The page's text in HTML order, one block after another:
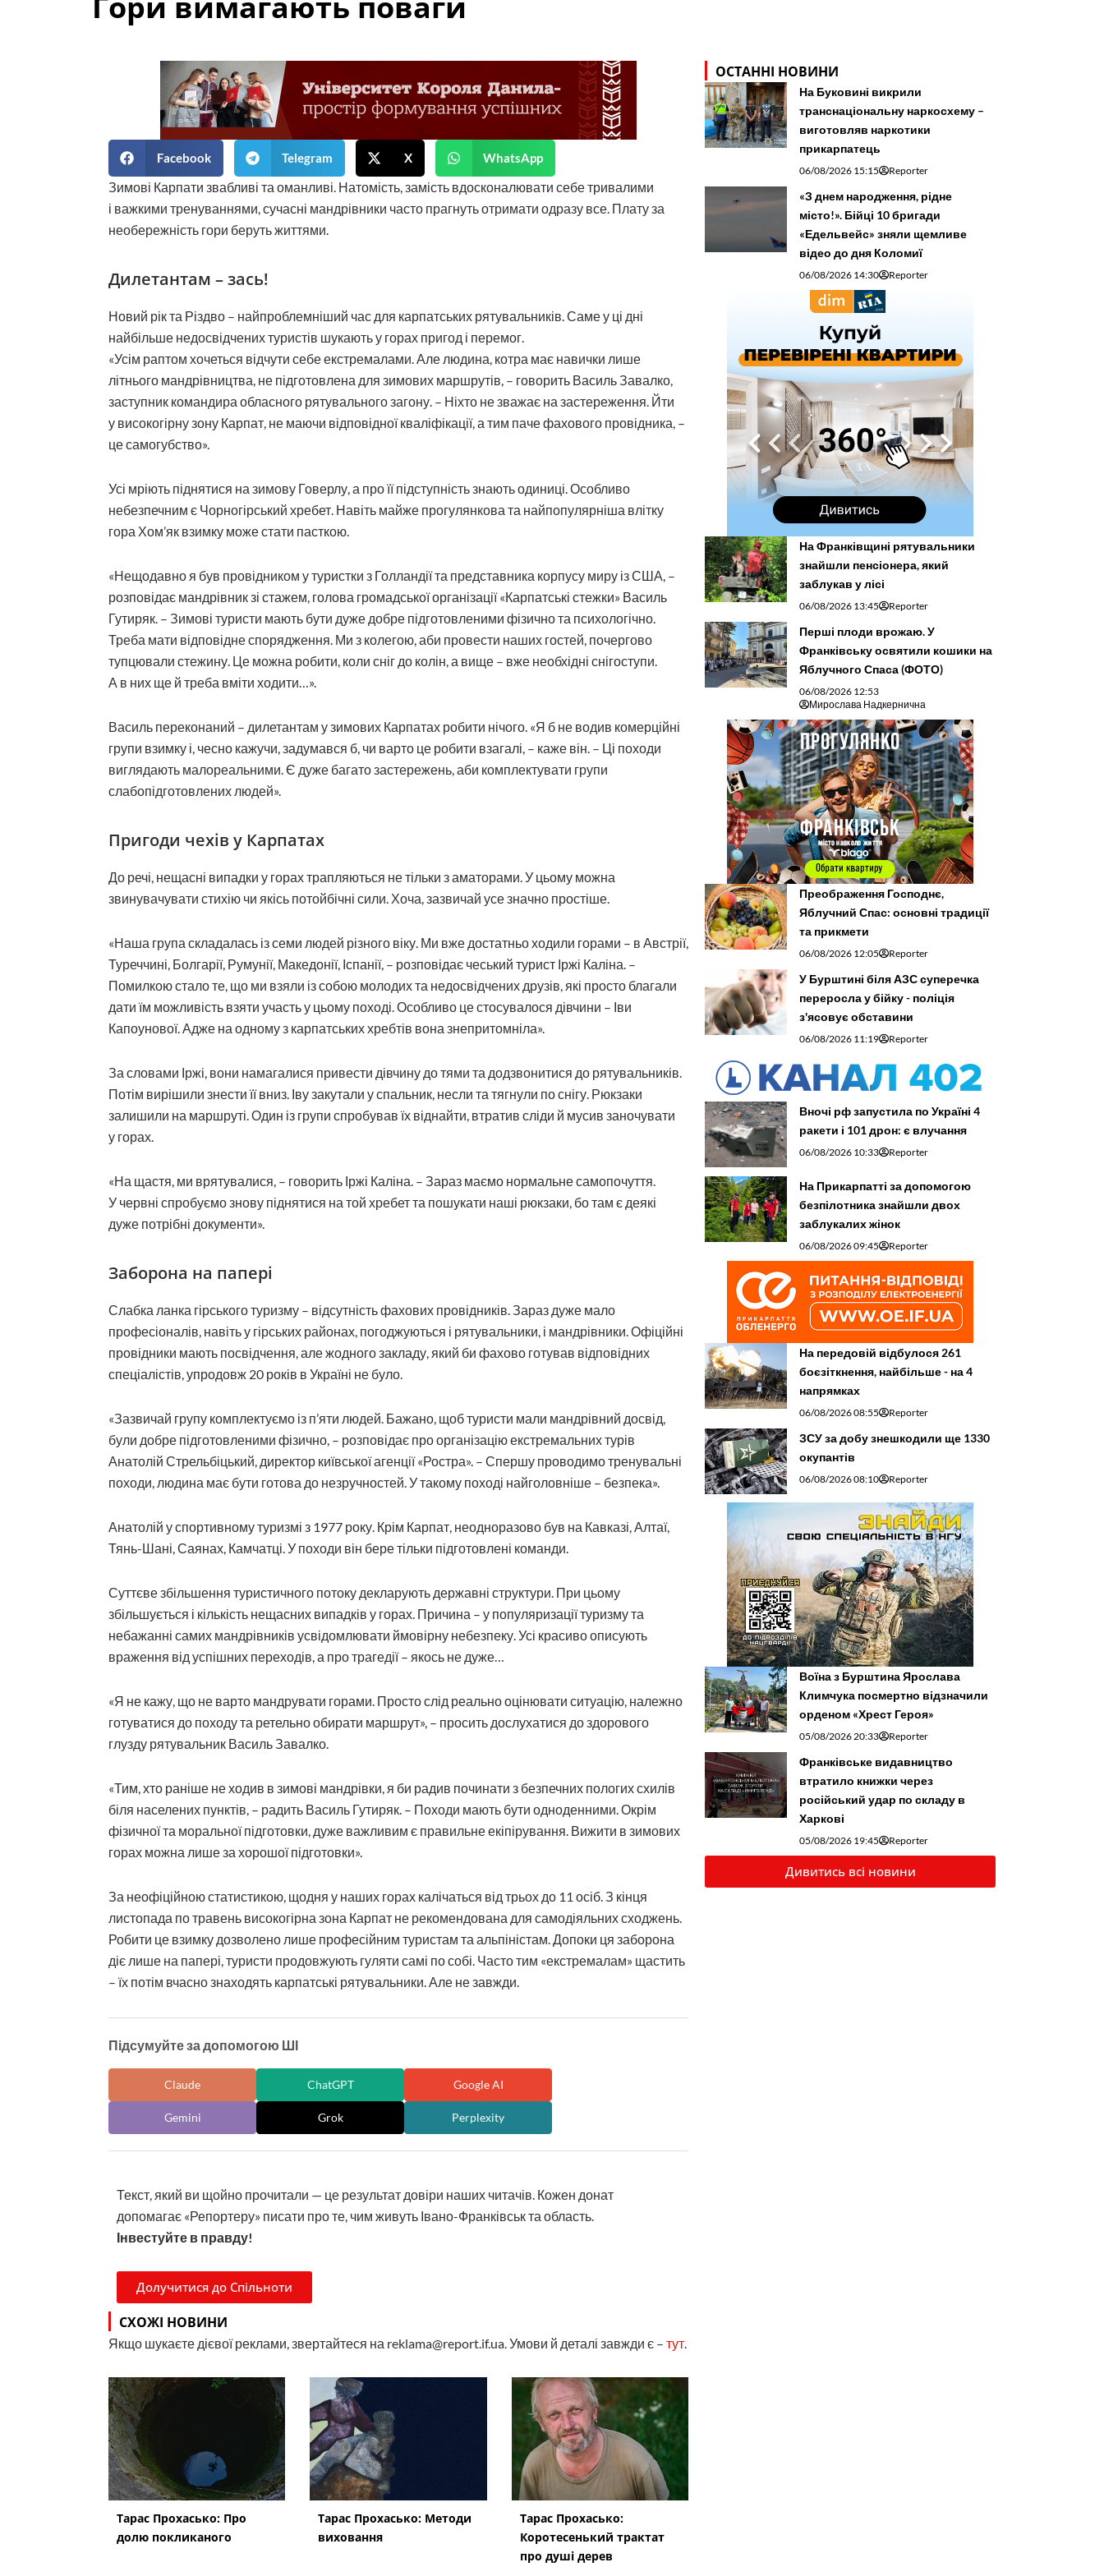
Facebook Telegram X WhatsApp
Зимові Карпати звабливі та оманливі. Натомість, замість вдосконалювати себе тривалими
і важкими тренуваннями, сучасні мандрівники часто прагнуть отримати одразу все. Плату за
необережність гори беруть життями.
Дилетантам – зась!
Новий рік та Різдво – найпроблемніший час для карпатських рятувальників. Саме у ці дні
найбільше недосвідчених туристів шукають у горах пригод і перемог.
«Усім раптом хочеться відчути себе екстремалами. Але людина, котра має навички лише
літнього мандрівництва, не підготовлена для зимових маршрутів, – говорить Василь Завалко,
заступник командира обласного рятувального загону. – Ніхто не зважає на застереження. Йти
у високогірну зону Карпат, не маючи відповідної кваліфікації, а тим паче фахового провідника, –
це самогубство».
Усі мріють піднятися на зимову Говерлу, а про її підступ­ність знають одиниці. Особливо
небезпечним є Чорногірський хребет. Навіть майже прогулянкова та найпопулярніша влітку
гора Хом’як взимку може стати пасткою.
«Нещодавно я був провідником у туристки з Голландії та представника корпусу миру із США, –
розповідає мандрівник зі стажем, голова громадської організації «Карпатські стежки» Василь
Гутиряк. – Зимові туристи мають бути дуже добре підготовленими фізично та психологічно.
Треба мати відповідне спорядження. Ми з колегою, аби провести наших гостей, почергово
тупцювали стежину. Це можна робити, коли сніг до колін, а вище – вже необхідні снігоступи.
А в них ще й треба вміти ходити…».
Василь переконаний – дилетантам у зимових Карпатах робити нічого. «Я б не водив комерційні
групи взимку і, чесно кажучи, задумався б, чи варто це робити взагалі, – каже він. – Ці походи
виглядають малореальними. Є дуже багато застережень, аби комплектувати групи
слабопідготовлених людей».
Пригоди чехів у Карпатах
До речі, нещасні випадки у горах трапляються не тільки з аматорами. У цьому можна
звинувачувати стихію чи якісь потойбічні сили. Хоча, зазвичай усе значно простіше.
«Наша група складалась із семи людей різного віку. Ми вже достатньо ходили горами – в Австрії,
Туреччині, Болгарії, Румунії, Македонії, Іспанії, – розповідає чеський турист Іржі Каліна. –
Помилкою стало те, що ми взяли із собою молодих та недосвідчених друзів, які просто благали
дати їм можливість взяти участь у цьому поході. Особливо це стосувалося дівчини – Іви
Капоунової. Адже на одному з карпатських хребтів вона знепритомніла».
За словами Іржі, вони намагалися привести дівчину до тями та додзвонитися до рятувальників.
Потім вирішили знести її вниз. Іву закутали у спальник, несли та тягнули по снігу. Рюкзаки
залишили на маршруті. Один із групи спробував їх віднайти, втратив сліди й мусив заночувати
у горах.
«На щастя, ми врятувалися, – говорить Іржі Каліна. – Зараз маємо нормальне самопочуття.
У червні спробуємо знову піднятися на той хребет та пошукати наші рюкзаки, бо там є деякі
дуже потрібні документи».
Заборона на папері
Слабка ланка гірського туризму – відсутність фахових провідників. Зараз дуже мало
професіоналів, навіть у гірських районах, погоджуються і рятувальники, і мандрівники. Офіційні
провідники мають посвідчення, але жодного закладу, який би фахово готував відповідних
спеціалістів, упродовж 20 років в Україні не було.
«Зазвичай групу комплектуємо із п’яти людей. Бажано, щоб туристи мали мандрівний досвід,
були добре підготовленими фізично, – розповідає про організацію екстремальних турів
Анатолій Стрельбіцький, директор київської агенції «Ростра». – Спершу проводимо тренувальні
походи, людина має бути готова до незручностей. У такому поході найголовніше – безпека».
Анатолій у спортивному туризмі з 1977 року. Крім Карпат, неодноразово був на Кавказі, Алтаї,
Тянь-Шані, Саянах, Камчатці. У походи він бере тільки підготовлені команди.
Суттєве збільшення туристичного потоку декларують державні структури. При цьому
збільшується і кількість нещасних випадків у горах. Причина – у популяризації туризму та
небажанні самих мандрівників усвідомлювати ймовірну небезпеку. Усі красиво описують
враження від успішних переходів, а про трагедії – якось не дуже…
«Я не кажу, що не варто манд­рувати горами. Просто слід реально оцінювати ситуацію, належно
готуватися до походу та ретельно обирати маршрут», – просить дослухатися до здорового
глузду рятувальник Василь Завалко.
«Тим, хто раніше не ходив в зимові мандрівки, я би радив починати з безпечних пологих схилів
біля населених пунктів, – радить Василь Гутиряк. – Походи мають бути одноденними. Окрім
фізичної та моральної підготовки, дуже важливим є правильне екіпірування. Вижити в зимових
горах можна лише за хорошої підготовки».
За неофіційною статистикою, щодня у наших горах калічаться від трьох до 11 осіб. З кінця
листопада по травень високогірна зона Карпат не рекомендована для самодіяльних сходжень.
Робити це взимку дозволено лише професійним туристам та альпіністам. Допоки ця заборона
діє лише на папері, туристи продовжують гуляти самі по собі. Часто тим «екстремалам» щастить
– їх потім вчасно знаходять карпатські рятувальники. Але не завжди.
Підсумуйте за допомогою ШІ
Claude ChatGPT Google AI
Gemini Grok Perplexity
Текст, який ви щойно прочитали — це результат довіри наших читачів. Кожен донат
допомагає «Репортеру» писати про те, чим живуть Івано-Франківськ та область.
Інвестуйте в правду!
Долучитися до Спільноти
СХОЖІ НОВИНИ
Якщо шукаєте дієвої реклами, звертайтеся на reklama@report.if.ua. Умови й деталі завжди є – тут
Тарас Прохасько: Про
долю покликаного
Тарас Прохасько: Методи
виховання
Тарас Прохасько:
Коротесенький трактат
про душі дерев
ОСТАННІ НОВИНИ
На Буковині викрили
транснаціональну наркосхему –
виготовляв наркотики
прикарпатець
06/08/2026 15:15 Reporter
«З днем народження, рідне
місто!». Бійці 10 бригади
«Едельвейс» зняли щемливе
відео до дня Коломиї
06/08/2026 14:30 Reporter
На Франківщині рятувальники
знайшли пенсіонера, який
заблукав у лісі
06/08/2026 13:45 Reporter
Перші плоди врожаю. У
Франківську освятили кошики на
Яблучного Спаса (ФОТО)
06/08/2026 12:53
Мирослава Надкернична
Преображення Господнє,
Яблучний Спас: основні традиції
та прикмети
06/08/2026 12:05 Reporter
У Бурштині біля АЗС суперечка
переросла у бійку - поліція
з'ясовує обставини
06/08/2026 11:19 Reporter
Вночі рф запустила по Україні 4
ракети і 101 дрон: є влучання
06/08/2026 10:33 Reporter
На Прикарпатті за допомогою
безпілотника знайшли двох
заблукалих жінок
06/08/2026 09:45 Reporter
На передовій відбулося 261
боєзіткнення, найбільше - на 4
напрямках
06/08/2026 08:55 Reporter
ЗСУ за добу знешкодили ще 1330
окупантів
06/08/2026 08:10 Reporter
Воїна з Бурштина Ярослава
Климчука посмертно відзначили
орденом «Хрест Героя»
05/08/2026 20:33 Reporter
Франківське видавництво
втратило книжки через
російський удар по складу в
Харкові
05/08/2026 19:45 Reporter
Дивитись всі новини